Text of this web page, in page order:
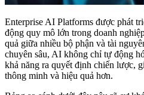
Enterprise AI Platforms được phát
động quy mô lớn trong doanh
quả giữa nhiều bộ phận và tài
chuyên sâu, AI không chỉ tự động
khả năng ra quyết định chiến lược,
thông minh và hiệu quả hơn.